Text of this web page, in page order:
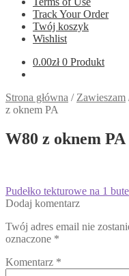
Track Your Order
Twój koszyk
Wishlist
0.00zł 0 Produkt
Strona główna / Zawieszam
z oknem PA
W80 z oknem PA
Nawigacja
wpisu
Poprzedni
wpis:
Pudełko tekturowe na 1
Dodaj komentarz
Twój adres email nie
oznaczone *
Komentarz *